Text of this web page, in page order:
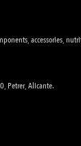
accessories,
Petrer, Alicante.